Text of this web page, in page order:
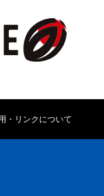
・リンクについて